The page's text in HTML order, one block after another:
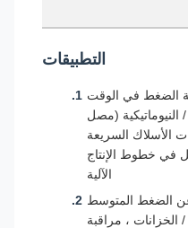
التطبيقات
في الوقت
(مصل
السريعة
الإنتاج
المتوسط
، مراقبة